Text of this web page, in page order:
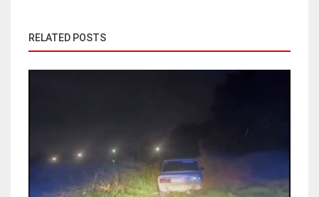
RELATED POSTS